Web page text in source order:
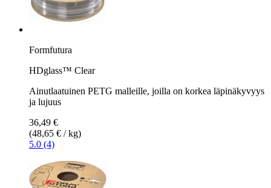
Formfutura
HDglass™ Clear
Ainutlaatuinen PETG malleille, joilla on korkea läpinäkyvyys
ja lujuus
36,49 €
(48,65 € / kg)
5.0 (4)